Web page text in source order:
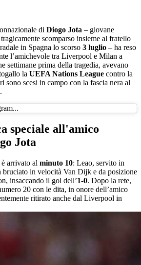
di Diogo Jota – giovane
scomparso insieme al fratello
in Spagna lo scorso 3 luglio – ha reso
l’amichevole tra Liverpool e Milan a
settimane prima della tragedia, avevano
la UEFA Nations League contro la
sono scesi in campo con la fascia nera al
speciale all'amico
Jota
arrivato al minuto 10: Leao, servito in
bruciato in velocità Van Dijk e da posizione
insaccando il gol dell’1-0. Dopo la rete,
20 con le dita, in onore dell’amico
ritirato anche dal Liverpool in